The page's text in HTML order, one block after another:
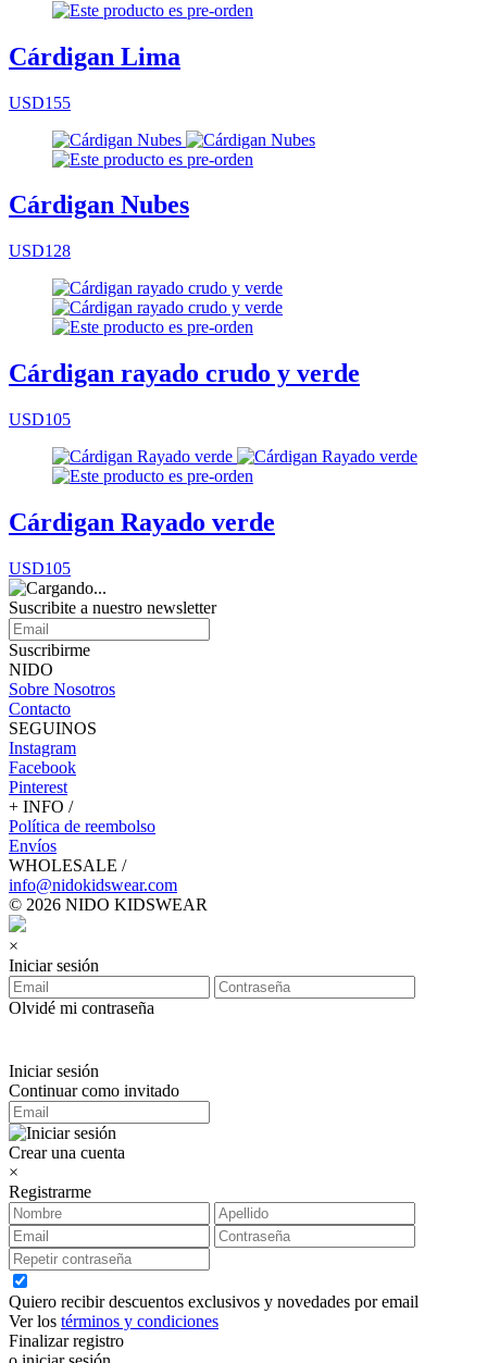
Cárdigan Lima
USD155
Cárdigan Nubes
USD128
Cárdigan rayado crudo y verde
USD105
Cárdigan Rayado verde
USD105
Suscribite a nuestro newsletter
Suscribirme
NIDO
Sobre Nosotros
Contacto
SEGUINOS
Instagram
Facebook
Pinterest
+ INFO /
Política de reembolso
Envíos
WHOLESALE /
info@nidokidswear.com
© 2026 NIDO KIDSWEAR
×
Iniciar sesión
Olvidé mi contraseña
Iniciar sesión
Continuar como invitado
Crear una cuenta
×
Registrarme
Quiero recibir descuentos exclusivos y novedades por email
Ver los términos y condiciones
Finalizar registro